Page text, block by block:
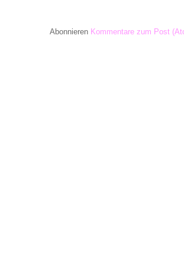
Abonnieren Kommentare zum Post